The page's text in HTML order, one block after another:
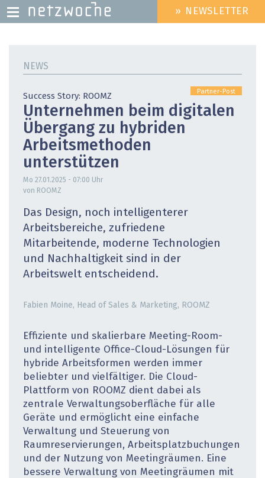
Inhalt
HEADER
MENU
» NEWSLETTER
NEWS
Partner-Post
Success Story: ROOMZ
Unternehmen beim digitalen
Übergang zu hybriden
Arbeits­methoden
unterstützen
Mo 27.01.2025 - 07:00 Uhr
von ROOMZ
Das Design, noch intelligenterer
Arbeitsbereiche, zufriedene
Mitarbeitende, moderne ­Technologien
und Nachhaltigkeit sind in der
Arbeitswelt entscheidend.
Fabien Moine, Head of Sales & ­Marketing, ROOMZ
Effiziente und skalierbare Meeting-Room-
und intelligente Office-­Cloud-Lösungen für
hybride Arbeitsformen werden immer
beliebter und vielfältiger. Die Cloud-
Plattform von ROOMZ dient dabei als
zentrale Verwaltungsoberfläche für alle
Geräte und ermöglicht eine einfache
Verwaltung und Steuerung von
Raumreservierungen, Arbeitsplatzbuchungen
und der Nutzung von Meeting­räumen. Eine
bessere Verwaltung von Meetingräumen mit